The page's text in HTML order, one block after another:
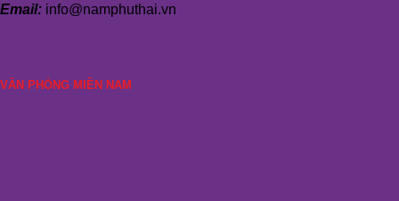
Email: info@namphuthai.vn
VĂN PHÒNG MIỀN NAM